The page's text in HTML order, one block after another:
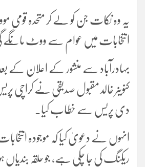
یہ وہ نکات جن کو لے کر متحدہ قومی
انتخابات میں عوام سے ووٹ مانگے
بہادرآباد سے منشور کے اعلان کے
کنوینر خالد مقبول صدیقی نے
دی پریس سے خطاب کیا۔
انہوں نے دعویٰ کیا کہ موجودہ
ریکنگ کی جا چکی ہے، جو حلقہ بندیاں